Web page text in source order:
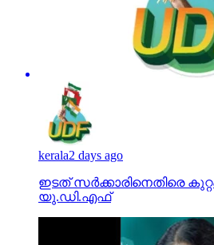
kerala2 days ago
ഇടത് സര്‍ക്കാരിനെതിരെ
യു.ഡി.എഫ്